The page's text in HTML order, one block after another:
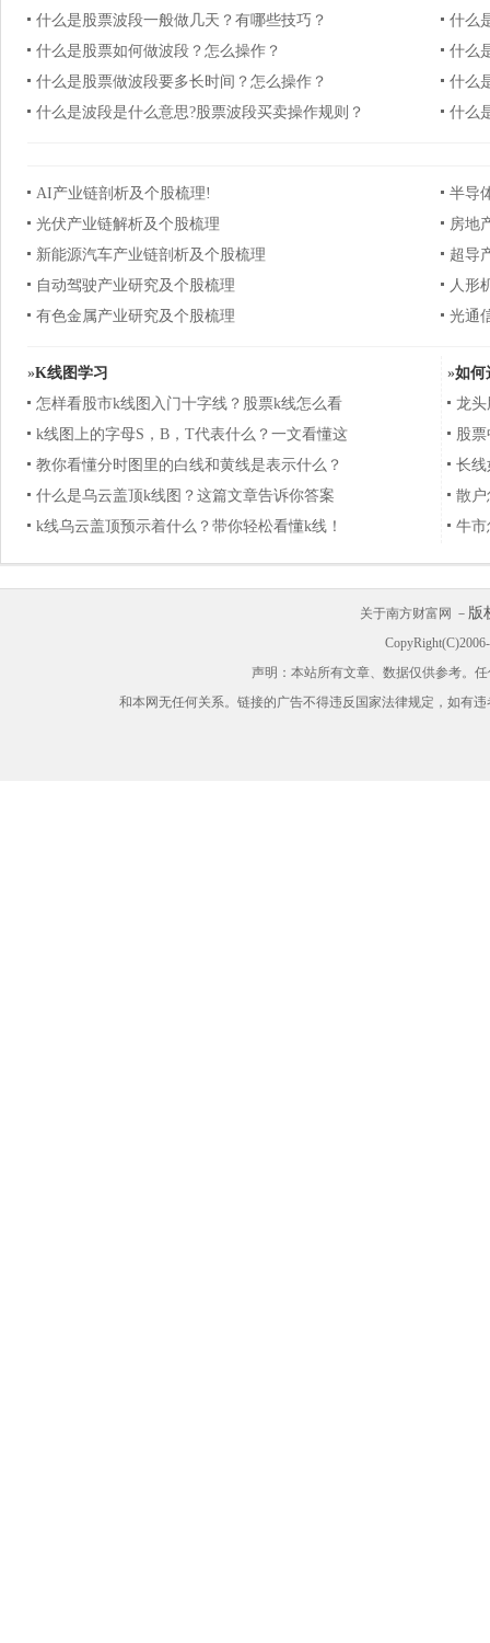
什么是股票波段一般做几天？有哪些技巧？
什么
什么是股票如何做波段？怎么操作？
什么
什么是股票做波段要多长时间？怎么操作？
什么
什么是波段是什么意思?股票波段买卖操作规则？
什么
AI产业链剖析及个股梳理!
半导
光伏产业链解析及个股梳理
房地
新能源汽车产业链剖析及个股梳理
超导
自动驾驶产业研究及个股梳理
人形
有色金属产业研究及个股梳理
光通
»K线图学习
怎样看股市k线图入门十字线？股票k线怎么看
k线图上的字母S，B，T代表什么？一文看懂这
教你看懂分时图里的白线和黄线是表示什么？
什么是乌云盖顶k线图？这篇文章告诉你答案
k线乌云盖顶预示着什么？带你轻松看懂k线！
»如何
龙头
股
长线
散户
牛市
关于南方财富网 － 版
声明：本站所有文章、数据仅供参考。
和本网无任何关系。链接的广告不得违反国家法律规定，如有